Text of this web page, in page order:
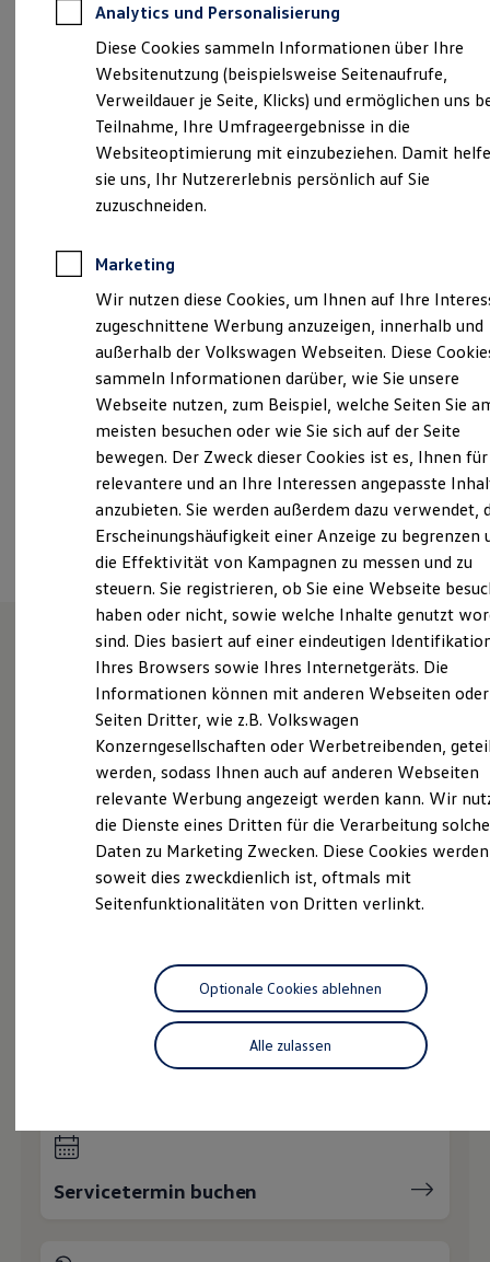
Kfz-Versicherung
Restschuldversicherungen
Garantien
Wartungsverträge
Geschäftskunden
Professional Class bei Volkswagen
Großkunden
Behörden
Direktkunden
Sonderfahrzeuge
Anpfiff zum Gewinn
Elektroautos
ID. Tutorials
Elektrofahrzeugkonzepte
Reichweite
Reichweite der ID. Modelle
Reichweite im Winter
Laden
Laden unterwegs
Laden Zuhause
Ladestationen finden
Ladezeitensimulator
Batterie
Sicherheit
Garantie und Lebensdauer
Nachhaltigkeit
Technologie
Kosten und Kauf
Verbrauchskosten
Kaufoptionen
E-Auto-Förderung
Software und Konnektivität
ID. Software Versionen und Updates
Digitale Extras
Schnittstellen zu Ihrem ID.
Hybridautos
Marke und Erlebnis
Volkswagen R und R Experience
R-Modelle
Driving Experience
Volkswagen entdecken
Lifestyle Shop
T-Roc Kollektion
Golf Kollektion
ID. Kollektion
Volkswagen Kollektion
R-Kollektion
Besitzer und Service
myVolkswagen
Software Updates
Verantwortlich für die Inhalte auf dieser Seite ist die Hille -
Walther GmbH ( Impressum & Rechtliches)
Adelheidstraße 17-19, 65185 Wiesbaden
info@hille-walther.de
+49 611 393660
Montag -
Samstag
Geschlossen
Sonntag
Geschlossen
Ansprechpartner
Unsere Leistungenim
Überblick
Gebrauchtwagen
Service
Volkswagen Economy
Service
Wie können wir
Ihnen weiterhelfen?
Servicetermin buchen
Analytics und Personalisierung
Diese Cookies sammeln Informationen über Ihre
Websitenutzung (beispielsweise Seitenaufrufe,
Verweildauer je Seite, Klicks) und ermöglichen uns
Teilnahme, Ihre Umfrageergebnisse in die
Websiteoptimierung mit einzubeziehen. Damit
sie uns, Ihr Nutzererlebnis persönlich auf Sie
zuzuschneiden.
Marketing
Wir nutzen diese Cookies, um Ihnen auf Ihre
zugeschnittene Werbung anzuzeigen, innerhalb und
außerhalb der Volkswagen Webseiten. Diese
sammeln Informationen darüber, wie Sie unsere
Webseite nutzen, zum Beispiel, welche Seiten Sie
meisten besuchen oder wie Sie sich auf der Seite
bewegen. Der Zweck dieser Cookies ist es, Ihnen für
relevantere und an Ihre Interessen angepasste
anzubieten. Sie werden außerdem dazu verwendet,
Erscheinungshäufigkeit einer Anzeige zu begrenzen
die Effektivität von Kampagnen zu messen und zu
steuern. Sie registrieren, ob Sie eine Webseite
haben oder nicht, sowie welche Inhalte genutzt
sind. Dies basiert auf einer eindeutigen
Ihres Browsers sowie Ihres Internetgeräts. Die
Informationen können mit anderen Webseiten oder
Seiten Dritter, wie z.B. Volkswagen
Konzerngesellschaften oder Werbetreibenden,
werden, sodass Ihnen auch auf anderen Webseiten
relevante Werbung angezeigt werden kann. Wir
die Dienste eines Dritten für die Verarbeitung
Daten zu Marketing Zwecken. Diese Cookies
soweit dies zweckdienlich ist, oftmals mit
Seitenfunktionalitäten von Dritten verlinkt.
Alle zulassen
Optionale Cookies ablehnen